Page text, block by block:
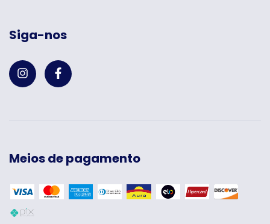
Siga-nos
Meios de pagamento